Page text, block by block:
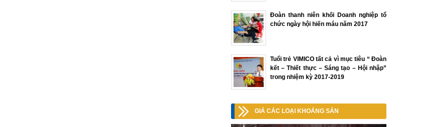
Đoàn thanh niên khối Doanh nghiệp tổ
chức ngày hội hiến máu năm 2017
Tuổi trẻ VIMICO tất cả vì mục tiêu “ Đoàn
kết – Thiết thực – Sáng tạo – Hội nhập”
trong nhiệm kỳ 2017-2019
GIÁ CÁC LOẠI KHOÁNG SẢN